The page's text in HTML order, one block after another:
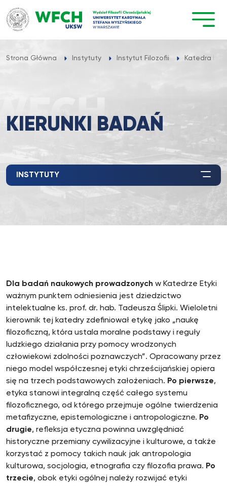
Przejdź
do
treści
Strona Główna Instytuty Instytut Filozofii Katedra
KIERUNKI BADAŃ
INSTYTUTY
Dla badań naukowych prowadzonych w Katedrze Etyki
ważnym punktem odniesienia jest dziedzictwo
intelektualne ks. prof. dr. hab. Tadeusza Ślipki. Wieloletni
kierownik tej katedry zdefiniował etykę jako „naukę
filozoficzną, która ustala moralne podstawy i reguły
ludzkiego działania przy pomocy wrodzonych
człowiekowi zdolności poznawczych”. Opracowany przez
niego model współczesnej etyki chrześcijańskiej opiera
się na trzech podstawowych założeniach. Po pierwsze,
etyka stanowi integralną część całego systemu
filozoficznego, od którego przejmuje ogólne twierdzenia
metafizyczne, epistemologiczne i antropologiczne. Po
drugie, refleksja etyczna powinna uwzględniać
historyczne przemiany cywilizacyjne i kulturowe, a także
korzystać z pomocy takich nauk jak antropologia
kulturowa, socjologia, etnografia czy filozofia prawa. Po
trzecie, obok etyki ogólnej należy rozwijać etyki